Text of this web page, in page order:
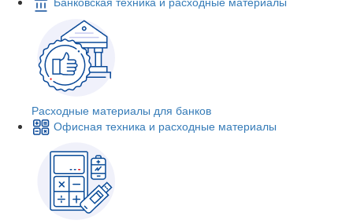
Расходные материалы для банков
Офисная техника и расходные материалы